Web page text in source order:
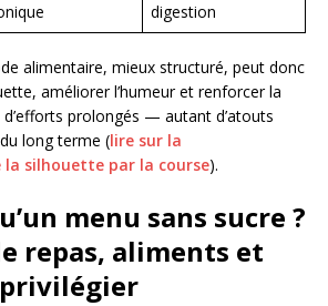
digestion
alimentaire, mieux structuré, peut donc
améliorer l’humeur et renforcer la
prolongés — autant d’atouts
long terme (lire sur la
silhouette par la course).
menu sans sucre ?
repas, aliments et